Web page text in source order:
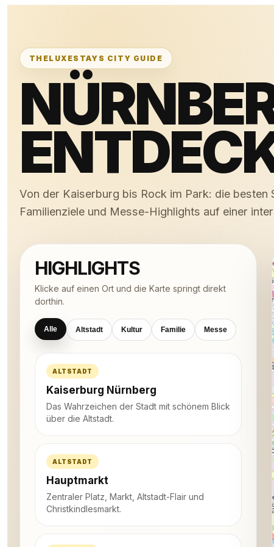
THELUXESTAYS CITY GUIDE
Von der Kaiserburg bis Rock im Park: die besten
Familienziele und Messe-Highlights auf einer
HIGHLIGHTS
Klicke auf einen Ort und die Karte springt direkt
dorthin.
Alle Altstadt Kultur Familie Messe
ALTSTADT
Kaiserburg Nürnberg
Das Wahrzeichen der Stadt mit schönem Blick
über die Altstadt.
ALTSTADT
Hauptmarkt
Zentraler Platz, Markt, Altstadt-Flair und
Christkindlesmarkt.